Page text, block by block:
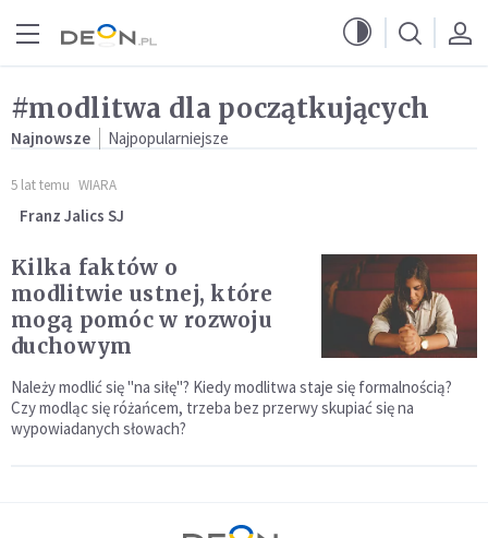
#modlitwa dla początkujących
Najnowsze Najpopularniejsze
5 lat temu WIARA
Franz Jalics SJ
Kilka faktów o
modlitwie ustnej, które
mogą pomóc w rozwoju
duchowym
Należy modlić się "na siłę"? Kiedy modlitwa staje się formalnością?
Czy modląc się różańcem, trzeba bez przerwy skupiać się na
wypowiadanych słowach?